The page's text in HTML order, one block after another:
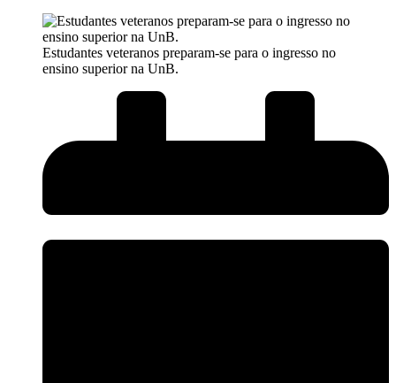
Estudantes veteranos preparam-se para o ingresso no
ensino superior na UnB.